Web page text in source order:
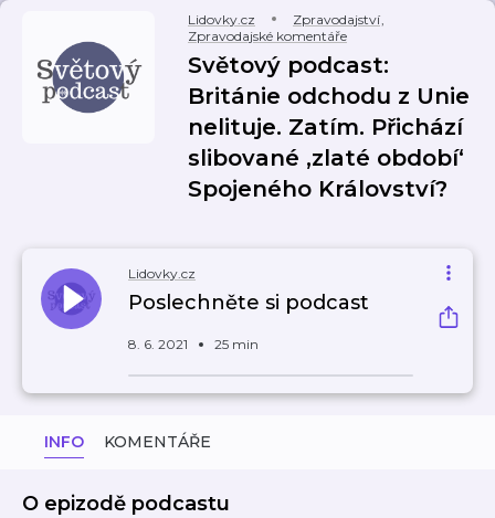
Lidovky.cz Zpravodajství,
Zpravodajské komentáře
Světový podcast:
Británie odchodu z Unie
nelituje. Zatím. Přichází
slibované ‚zlaté období‘
Spojeného Království?
Lidovky.cz
Poslechněte si podcast
8. 6. 2021 25 min
INFO KOMENTÁŘE
O epizodě podcastu